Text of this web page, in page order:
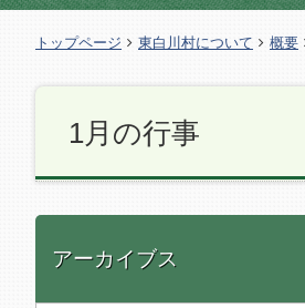
トップページ 東白川村について 概要
1月の行事
アーカイブス